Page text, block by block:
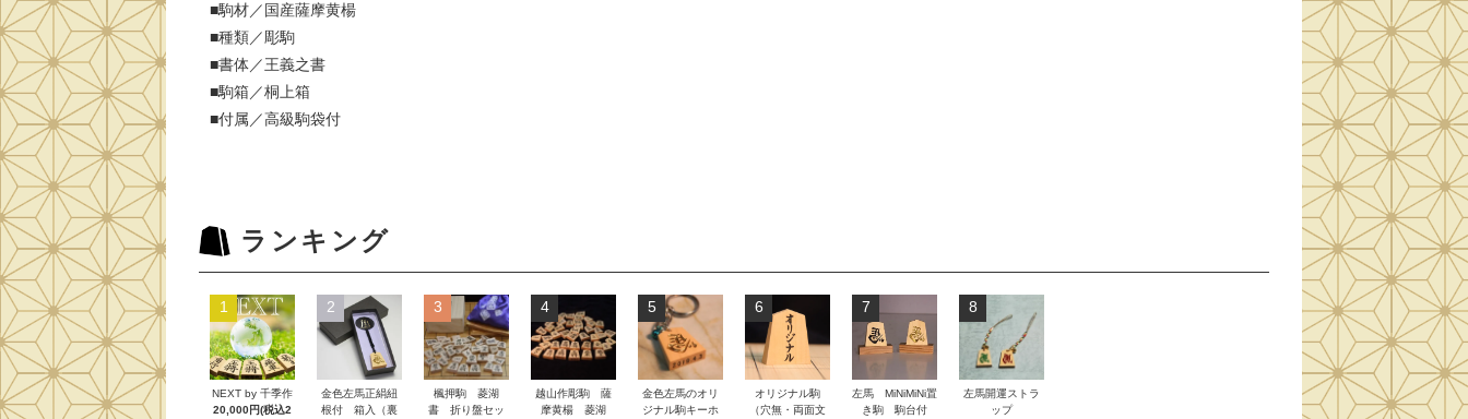
■駒材／国産薩摩黄楊
■種類／彫駒
■書体／王義之書
■駒箱／桐上箱
■付属／高級駒袋付
ランキング
1
NEXT by 千季作
20,000円(税込2
2
金色左馬正絹紐
根付 箱入（裏
3
楓押駒 菱湖
書 折り盤セッ
4
越山作彫駒 薩
摩黄楊 菱湖
5
金色左馬のオリ
ジナル駒キーホ
6
オリジナル駒
（穴無・両面文
7
左馬 MiNiMiNi置
き駒 駒台付
8
左馬開運ストラ
ップ